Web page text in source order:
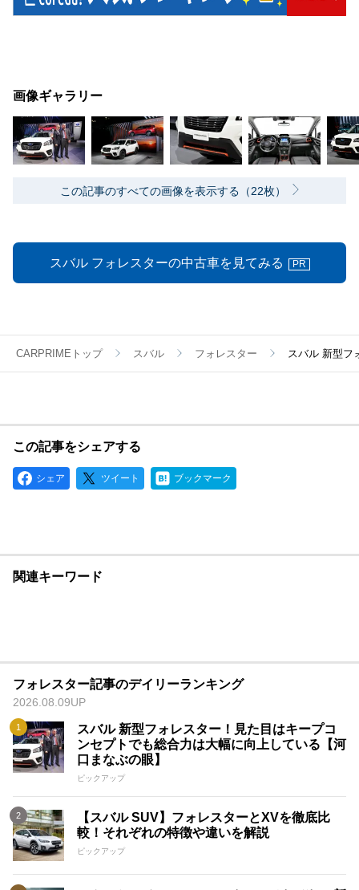
画像ギャラリー
この記事のすべての画像を表示する（22枚）
スバル フォレスターの中古車を見てみる PR
CARPRIMEトップ スバル フォレスター スバル 新型フ
この記事をシェアする
シェア ツイート ブックマーク
関連キーワード
フォレスター記事のデイリーランキング
2026.08.09UP
スバル 新型フォレスター！見た目はキープコ
ンセプトでも総合力は大幅に向上している【河
口まなぶの眼】
ピックアップ
【スバル SUV】フォレスターとXVを徹底比
較！それぞれの特徴や違いを解説
ピックアップ